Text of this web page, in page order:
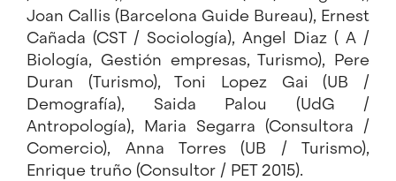
Joan Callis (Barcelona Guide Bureau), Ernest
Cañada (CST / Sociología), Angel Diaz ( A /
Biología, Gestión empresas, Turismo), Pere
Duran (Turismo), Toni Lopez Gai (UB /
Demografía), Saida Palou (UdG /
Antropología), Maria Segarra (Consultora /
Comercio), Anna Torres (UB / Turismo),
Enrique truño (Consultor / PET 2015).